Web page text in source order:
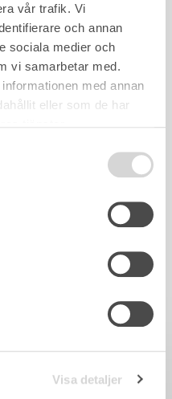
vår trafik. Vi
och annan
sociala medier och
vi samarbetar med.
med annan
eller som de har
Visa detaljer